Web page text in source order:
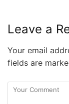
Leave a
Your email
fields are